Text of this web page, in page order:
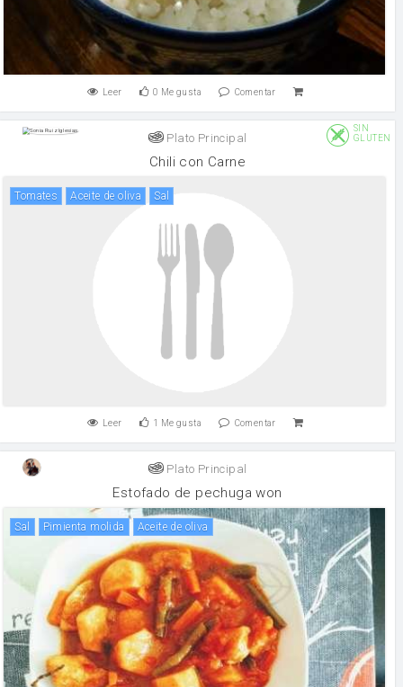
Leer 0 Me gusta Comentar
Plato Principal
SIN
GLUTEN
Chili con Carne
Tomates aceite de oliva sal
Leer 1 Me gusta Comentar
Plato Principal
Estofado de pechuga won
sal Pimienta molida aceite de oliva